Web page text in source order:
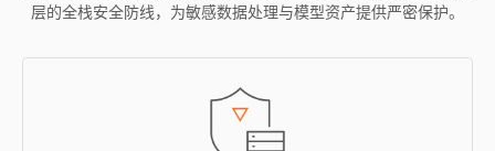
层的全栈安全防线，为敏感数据处理与模型资产提供严密保护。